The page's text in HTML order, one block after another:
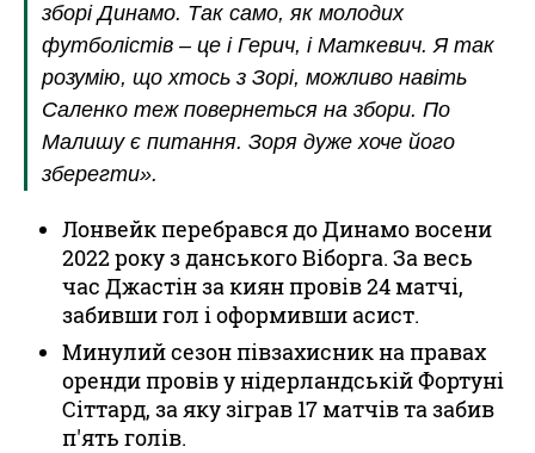
зборі Динамо. Так само, як молодих
футболістів – це і Герич, і Маткевич. Я так
розумію, що хтось з Зорі, можливо навіть
Саленко теж повернеться на збори. По
Малишу є питання. Зоря дуже хоче його
зберегти».
Лонвейк перебрався до Динамо восени
2022 року з данського Віборга. За весь
час Джастін за киян провів 24 матчі,
забивши гол і оформивши асист.
Минулий сезон півзахисник на правах
оренди провів у нідерландській Фортуні
Сіттард, за яку зіграв 17 матчів та забив
п'ять голів.